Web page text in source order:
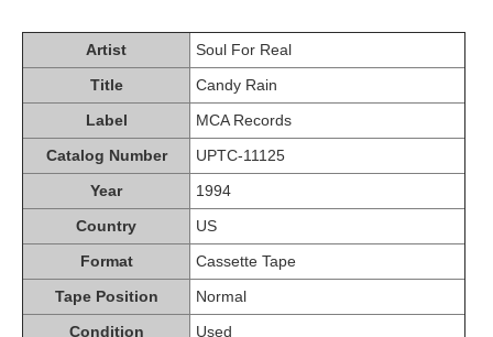
Artist
Soul For Real
Title
Candy Rain
Label
MCA Records
Catalog Number
UPTC-11125
Year
1994
Country
US
Format
Cassette Tape
Tape Position
Normal
Condition
Used